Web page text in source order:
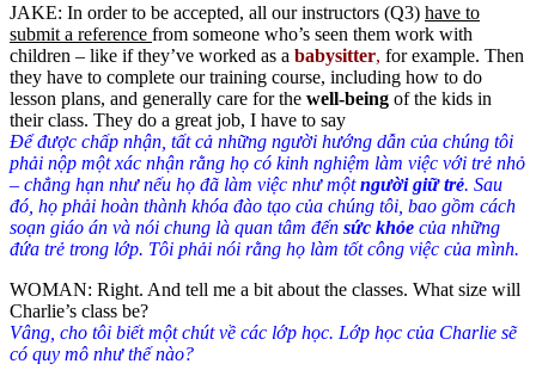
JAKE: In order to be accepted, all our instructors (Q3) have to
submit a reference from someone who’s seen them work with
children – like if they’ve worked as a babysitter, for example. Then
they have to complete our training course, including how to do
lesson plans, and generally care for the well-being of the kids in
their class. They do a great job, I have to say
Để được chấp nhận, tất cả những người hướng dẫn của chúng tôi
phải nộp một xác nhận rằng họ có kinh nghiệm làm việc với trẻ nhỏ
– chẳng hạn như nếu họ đã làm việc như mộtngười giữ trẻ. Sau
đó, họ phải hoàn thành khóa đào tạo của chúng tôi, bao gồm cách
soạn giáo án và nói chung là quan tâm đến sức khỏe của những
đứa trẻ trong lớp. Tôi phải nói rằng họ làm tốt công việc của mình.
WOMAN: Right. And tell me a bit about the classes. What size will
Charlie’s class be?
Vâng, cho tôi biết một chút về các lớp học. Lớp học của Charlie sẽ
có quy mô như thế nào?